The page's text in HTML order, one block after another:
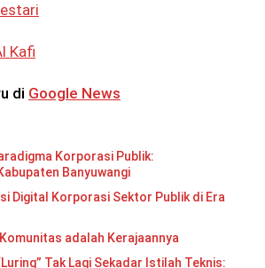
Kafi
di Google News
Korporasi Publik:
Banyuwangi
Digital Korporasi Sektor Publik di Era
adalah Kerajaannya
Tak Lagi Sekadar Istilah Teknis: